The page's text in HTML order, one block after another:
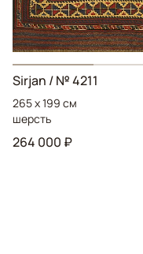
Sirjan / № 4211
265 x 199 см
шерсть
264 000 ₽